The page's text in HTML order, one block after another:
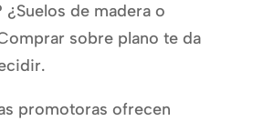
de madera o
sobre plano te da
promotoras ofrecen